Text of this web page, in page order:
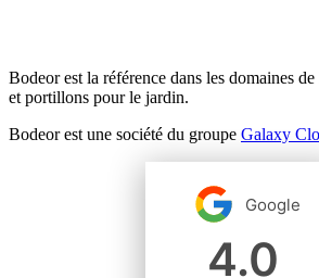
Bodeor est la référence dans les domaines
et portillons pour le jardin.
Bodeor est une société du groupe Galaxy